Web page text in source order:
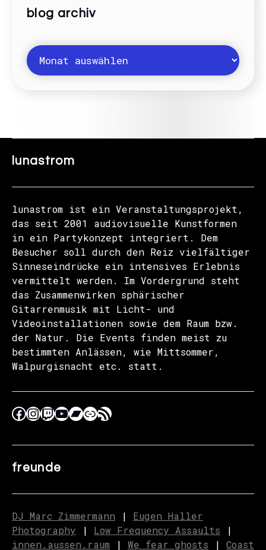
blog archiv
lunastrom
lunastrom ist ein Veranstaltungsprojekt,
das seit 2001 audiovisuelle Kunstformen
in ein Partykonzept integriert. Dem
Besucher soll durch den Reiz vielfältiger
Sinneseindrücke ein intensives Erlebnis
vermittelt werden. Im Vordergrund steht
das Zusammenwirken sphärischer
Gitarrenmusik mit Licht- und
Videoinstallationen sowie dem Raum bzw.
der Natur. Die Events finden meist zu
bestimmten Anlässen, wie Mittsommer,
Walpurgisnacht etc. statt.
freunde
DJ Marc Zimmermann | Eugen Haller
Photography | Low Frequency Assaults |
innen.aussen.raum | We fear ghosts | Coast